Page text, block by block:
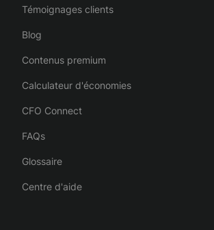
Témoignages clients
Blog
Contenus premium
Calculateur d'économies
CFO Connect
FAQs
Glossaire
Centre d'aide